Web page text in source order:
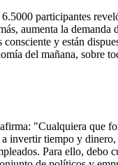
6.5000 participantes
aumenta la
y están
del mañana, sobre
"Cualquiera que
invertir tiempo y
Para ello, debo